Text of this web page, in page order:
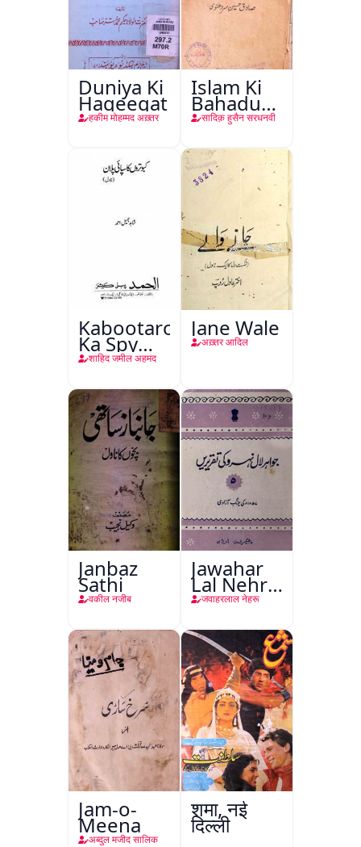
Duniya Ki
Haqeeqat
हकीम मोहम्मद अख़्तर
Islam Ki
Bahadur
Shahzadiyan
सादिक़ हुसैन सरधनवी
Kabootaron
Ka Spy
Plan
शाहिद जमील अहमद
Jane Wale
अख़्तर आदिल
Janbaz
Sathi
वकील नजीब
Jawahar
Lal Nehru
Ki
(Jang-e-
Azadi)
जवाहरलाल नेहरू
Jam-o-
Meena
अब्दुल मजीद सालिक
शमा, नई
दिल्ली